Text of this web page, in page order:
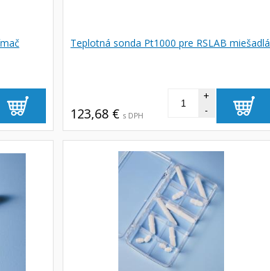
Teplotná sonda Pt1000 pre RSLAB miešadlá
123,68 € s DPH -
+